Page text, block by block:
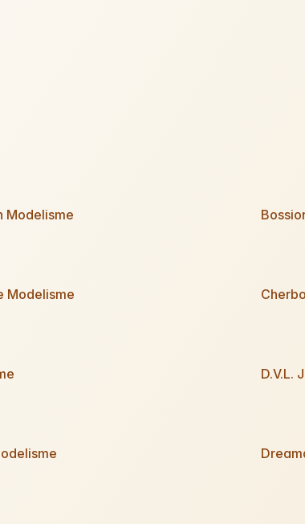
Modelisme
Modelisme
D.V.L.